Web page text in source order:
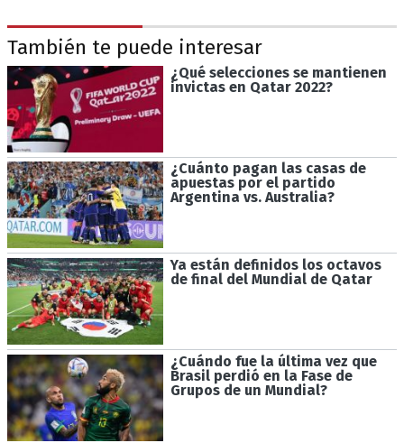
También te puede interesar
¿Qué selecciones se mantienen
invictas en Qatar 2022?
¿Cuánto pagan las casas de
apuestas por el partido
Argentina vs. Australia?
Ya están definidos los octavos
de final del Mundial de Qatar
¿Cuándo fue la última vez que
Brasil perdió en la Fase de
Grupos de un Mundial?